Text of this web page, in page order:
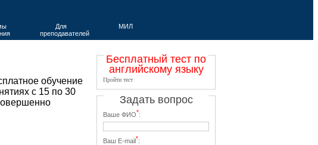
Для
преподавателей
МИЛ
обучение
с 15 по 30
Бесплатный тест по
английскому языку
Пройти тест
Задать вопрос
Ваше ФИО*:
Ваш E-mail*: